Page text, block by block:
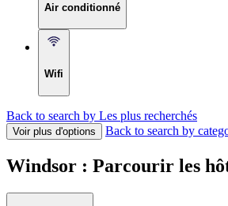
Air conditionné
Wifi
Back to search by Les plus recherchés
Voir plus d'options Back to search by
Windsor : Parcourir les